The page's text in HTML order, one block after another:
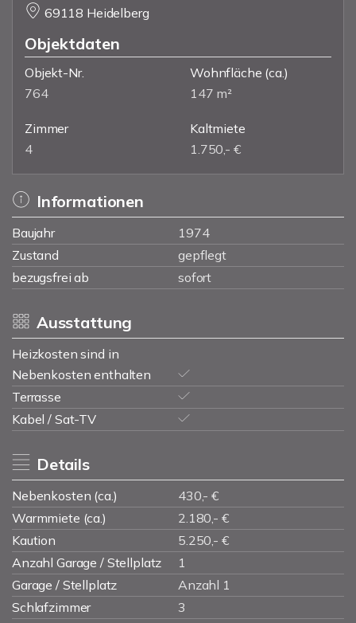
69118 Heidelberg
Objektdaten
Objekt-Nr.
764
Wohnfläche (ca.)
147 m²
Zimmer
4
Kaltmiete
1.750,- €
Informationen
Baujahr
1974
Zustand
gepflegt
bezugsfrei ab
sofort
Ausstattung
Heizkosten sind in
Nebenkosten enthalten
Terrasse
Kabel / Sat-TV
Details
Nebenkosten (ca.)
430,- €
Warmmiete (ca.)
2.180,- €
Kaution
5.250,- €
Anzahl Garage / Stellplatz
1
Garage / Stellplatz
Anzahl 1
Schlafzimmer
3